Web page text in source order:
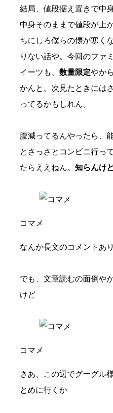
結局、値段据え置きで中
中身そのままで値段が上
ちにしろ僕らの懐が寒く
りない話や。今回のファ
イーツも、数量限定やか
かんと、次見たときには
ってるかもしれん。
腹減ってるんやったら、
とさっさとコンビニ行っ
たらええねん。知らんけ
コマメ
なんか長文のコメントあ
でも、文章読むの面倒や
けど
コマメ
さあ、この辺でグーグル
とめに行くか